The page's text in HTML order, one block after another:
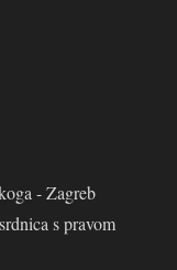
- Zagreb
s pravom